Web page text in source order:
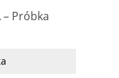
– Próbka